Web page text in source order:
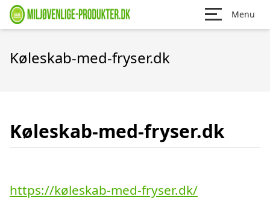
Menu
Køleskab-med-fryser.dk
Køleskab-med-fryser.dk
https://køleskab-med-fryser.dk/